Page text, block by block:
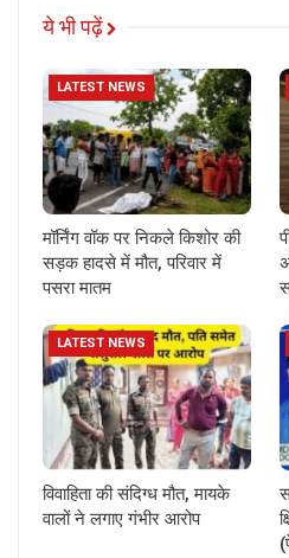
ये भी पढ़ें
LATEST NEWS
मॉर्निंग वॉक पर निकले किशोर की
सड़क हादसे में मौत, परिवार में
पसरा मातम
LATEST NEWS
विवाहिता की संदिग्ध मौत, मायके
वालों ने लगाए गंभीर आरोप